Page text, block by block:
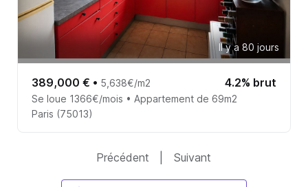
Il y a 80 jours
389,000 € • 5,638€/m2 4.2% brut
Se loue 1366€/mois • Appartement de 69m2
Paris (75013)
Précédent Suivant